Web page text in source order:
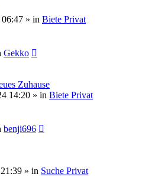
» in Biete Privat
Gekko
Zuhause
14:20 » in Biete Privat
benji696
» in Suche Privat